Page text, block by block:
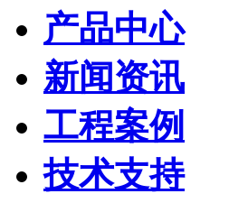
产品中心
新闻资讯
工程案例
技术支持